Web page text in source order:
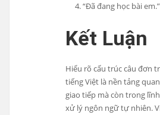
“Đã đang học bài em.”
Kết Luận
Hiểu rõ cấu trúc câu đơn
tiếng Việt là nền tảng
giao tiếp mà còn trong
xử lý ngôn ngữ tự nhiên.